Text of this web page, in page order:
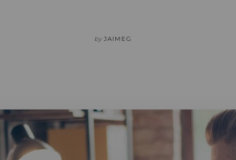
by JAIMEG